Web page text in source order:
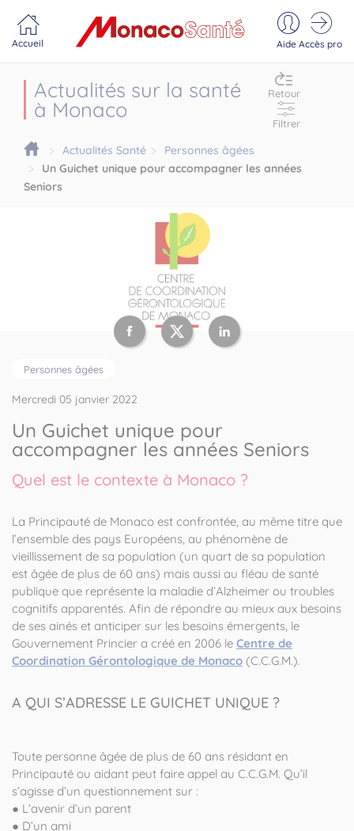
Accueil Aide Accès pro
Actualités sur la santé
à Monaco
Retour
Filtrer
Actualités Santé
Personnes âgées
Un Guichet unique pour accompagner les années
Seniors
Personnes âgées
Mercredi 05 janvier 2022
Un Guichet unique pour
accompagner les années Seniors
Quel est le contexte à Monaco ?
La Principauté de Monaco est confrontée, au même titre que
l’ensemble des pays Européens, au phénomène de
vieillissement de sa population (un quart de sa population
est âgée de plus de 60 ans) mais aussi au fléau de santé
publique que représente la maladie d’Alzheimer ou troubles
cognitifs apparentés. Afin de répondre au mieux aux besoins
de ses ainés et anticiper sur les besoins émergents, le
Gouvernement Princier a créé en 2006 le Centre de
Coordination Gérontologique de Monaco (C.C.G.M.).
A QUI S’ADRESSE LE GUICHET UNIQUE ?
Toute personne âgée de plus de 60 ans résidant en
Principauté ou aidant peut faire appel au C.C.G.M. Qu’il
s’agisse d’un questionnement sur :
● L’avenir d’un parent
● D’un ami